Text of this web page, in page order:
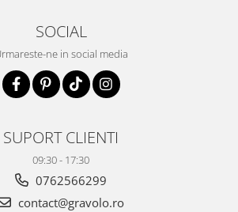
SOCIAL
ne in social media
SUPORT CLIENTI
09:30 - 17:30
0762566299
contact@gravolo.ro